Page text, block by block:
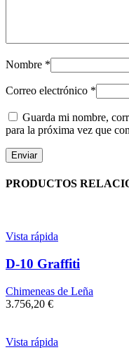
Nombre *
Correo electrónico *
Guarda mi nombre,
para la próxima vez que
PRODUCTOS
Vista rápida
D-10 Graffiti
Chimeneas de Leña
3.756,20 €
Vista rápida